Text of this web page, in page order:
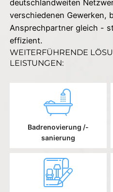
deutschlandweiten
verschiedenen Gewerken,
Ansprechpartner gleich -
effizient.
WEITERFÜHRENDE
LEISTUNGEN:
Badrenovierung /-
sanierung